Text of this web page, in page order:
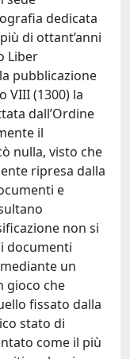
dedicata
di ottant’anni
Liber
pubblicazione
VIII (1300) la
dall’Ordine
il
nulla, visto che
ripresa dalla
e
non si
documenti
un
gioco che
fissato dalla
stato di
come il più